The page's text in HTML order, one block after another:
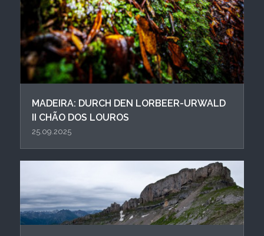
MADEIRA: DURCH DEN LORBEER-URWALD
II CHÃO DOS LOUROS
25.09.2025